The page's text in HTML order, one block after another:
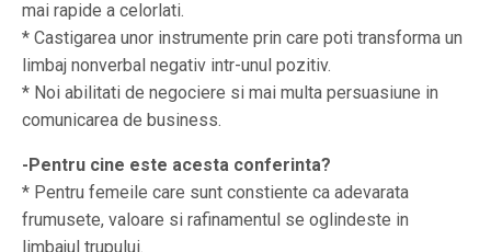
mai rapide a celorlati.
* Castigarea unor instrumente prin care poti transforma un
limbaj nonverbal negativ intr-unul pozitiv.
* Noi abilitati de negociere si mai multa persuasiune in
comunicarea de business.
-Pentru cine este acesta conferinta?
* Pentru femeile care sunt constiente ca adevarata
frumusete, valoare si rafinamentul se oglindeste in
limbajul trupului.